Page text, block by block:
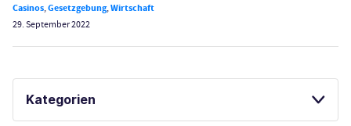
Casinos,Gesetzgebung,Wirtschaft
29. September 2022
Kategorien